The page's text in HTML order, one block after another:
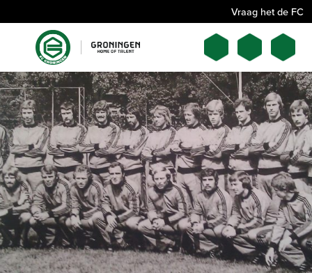
Vraag het de FC